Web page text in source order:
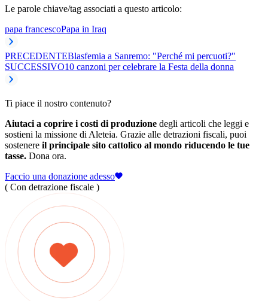
Le parole chiave/tag associati a questo articolo:
papa francescoPapa in Iraq
PRECEDENTEBlasfemia a Sanremo: "Perché mi percuoti?"
SUCCESSIVO10 canzoni per celebrare la Festa della donna
Ti piace il nostro contenuto?
Aiutaci a coprire i costi di produzione degli articoli che leggi e
sostieni la missione di Aleteia. Grazie alle detrazioni fiscali, puoi
sostenere il principale sito cattolico al mondo riducendo le tue
tasse. Dona ora.
Faccio una donazione adesso
( Con detrazione fiscale )